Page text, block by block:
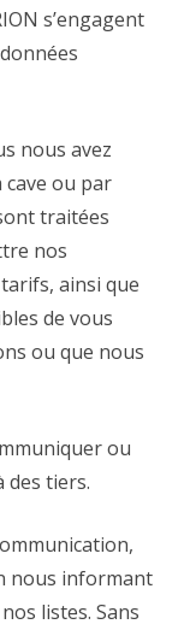
s’engagent
nous avez
ou par
traitées
nos
ainsi que
de vous
ou que nous
ou
des tiers.
nous informant
listes. Sans